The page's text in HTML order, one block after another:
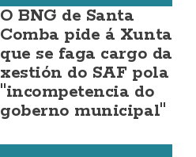
O BNG de Santa
Comba pide á Xunta
que se faga cargo da
xestión do SAF pola
"incompetencia do
goberno municipal"